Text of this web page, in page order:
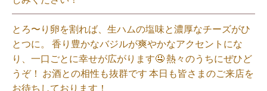
とろ〜り卵を割れば、生ハムの塩味と濃厚なチーズがひ
とつに。 香り豊かなバジルが爽やかなアクセントにな
り、一口ごとに幸せが広がります🤤 熱々のうちにぜひど
うぞ！ お酒との相性も抜群です 本日も皆さまのご来店を
お待ちしております！⁡